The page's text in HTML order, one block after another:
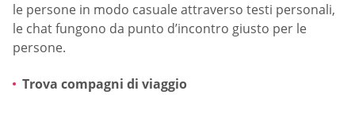
le persone in modo casuale attraverso testi personali,
le chat fungono da punto d’incontro giusto per le
persone.
Trova compagni di viaggio